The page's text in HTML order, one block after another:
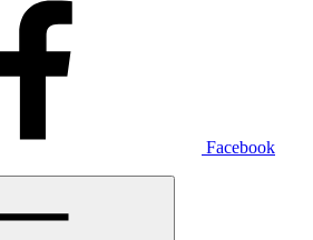
Facebook